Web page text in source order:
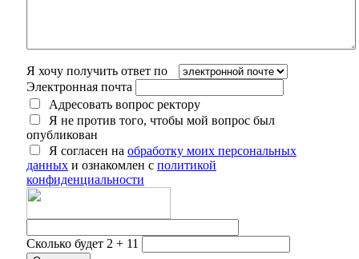
Я хочу получить ответ по
Электронная почта
Адресовать вопрос ректору
Я не против того, чтобы мой вопрос был
опубликован
Я согласен на обработку моих персональных
данных и ознакомлен с политикой
конфиденциальности
Сколько будет 2 + 11